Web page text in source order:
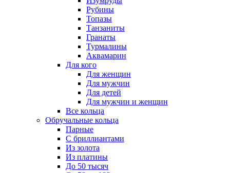
Рубины
Топазы
Танзаниты
Гранаты
Турмалины
Аквамарин
Для кого
Для женщин
Для мужчин
Для детей
Для мужчин и женщин
Все кольца
Обручальные кольца
Парные
С бриллиантами
Из золота
Из платины
До 50 тысяч